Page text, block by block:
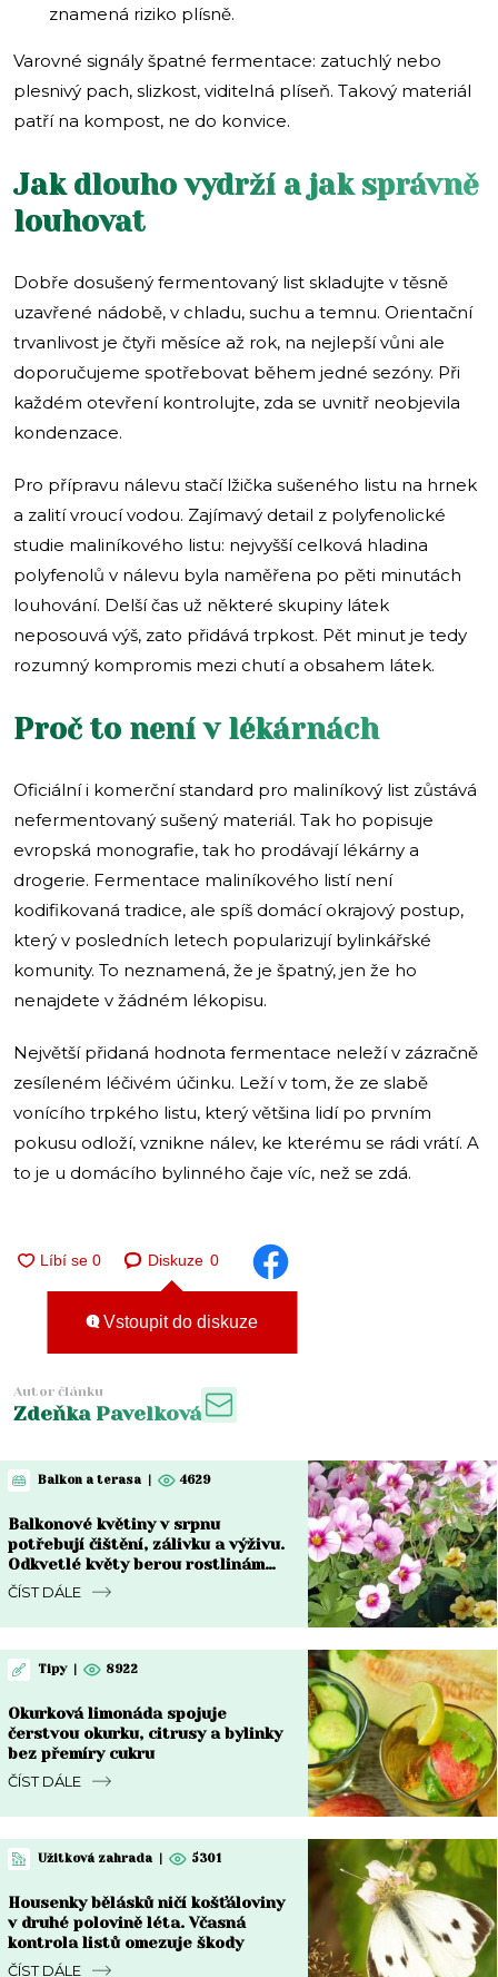
znamená riziko plísně.
Varovné signály špatné fermentace: zatuchlý nebo
plesnivý pach, slizkost, viditelná plíseň. Takový materiál
patří na kompost, ne do konvice.
Jak dlouho vydrží a jak správně
louhovat
Dobře dosušený fermentovaný list skladujte v těsně
uzavřené nádobě, v chladu, suchu a temnu. Orientační
trvanlivost je čtyři měsíce až rok, na nejlepší vůni ale
doporučujeme spotřebovat během jedné sezóny. Při
každém otevření kontrolujte, zda se uvnitř neobjevila
kondenzace.
Pro přípravu nálevu stačí lžička sušeného listu na hrnek
a zalití vroucí vodou. Zajímavý detail z polyfenolické
studie maliníkového listu: nejvyšší celková hladina
polyfenolů v nálevu byla naměřena po pěti minutách
louhování. Delší čas už některé skupiny látek
neposouvá výš, zato přidává trpkost. Pět minut je tedy
rozumný kompromis mezi chutí a obsahem látek.
Proč to není v lékárnách
Oficiální i komerční standard pro maliníkový list zůstává
nefermentovaný sušený materiál. Tak ho popisuje
evropská monografie, tak ho prodávají lékárny a
drogerie. Fermentace maliníkového listí není
kodifikovaná tradice, ale spíš domácí okrajový postup,
který v posledních letech popularizují bylinkářské
komunity. To neznamená, že je špatný, jen že ho
nenajdete v žádném lékopisu.
Největší přidaná hodnota fermentace neleží v zázračně
zesíleném léčivém účinku. Leží v tom, že ze slabě
vonícího trpkého listu, který většina lidí po prvním
pokusu odloží, vznikne nálev, ke kterému se rádi vrátí. A
to je u domácího bylinného čaje víc, než se zdá.
Diskuze 0
Vstoupit do diskuze
Autor článku
Zdeňka Pavelková
Balkon a terasa | 4629
Balkonové květiny v srpnu
potřebují čištění, zálivku a výživu.
Odkvetlé květy berou rostlinám
sílu
ČÍST DÁLE
Tipy | 8922
Okurková limonáda spojuje
čerstvou okurku, citrusy a bylinky
bez přemíry cukru
ČÍST DÁLE
Užitková zahrada | 5301
Housenky bělásků ničí košťáloviny
v druhé polovině léta. Včasná
kontrola listů omezuje škody
ČÍST DÁLE